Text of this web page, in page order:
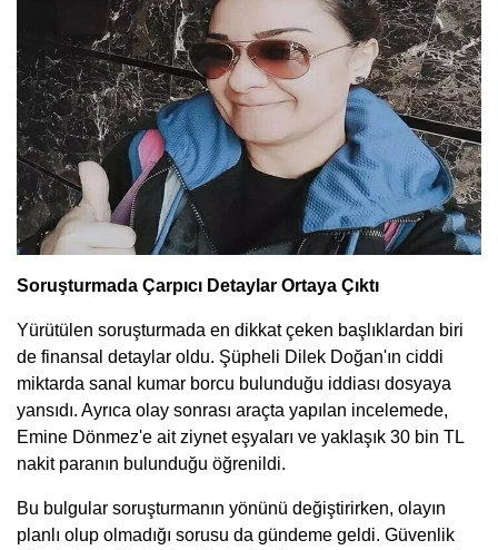
Soruşturmada Çarpıcı Detaylar Ortaya Çıktı
Yürütülen soruşturmada en dikkat çeken başlıklardan biri
de finansal detaylar oldu. Şüpheli Dilek Doğan'ın ciddi
miktarda sanal kumar borcu bulunduğu iddiası dosyaya
yansıdı. Ayrıca olay sonrası araçta yapılan incelemede,
Emine Dönmez'e ait ziynet eşyaları ve yaklaşık 30 bin TL
nakit paranın bulunduğu öğrenildi.
Bu bulgular soruşturmanın yönünü değiştirirken, olayın
planlı olup olmadığı sorusu da gündeme geldi. Güvenlik